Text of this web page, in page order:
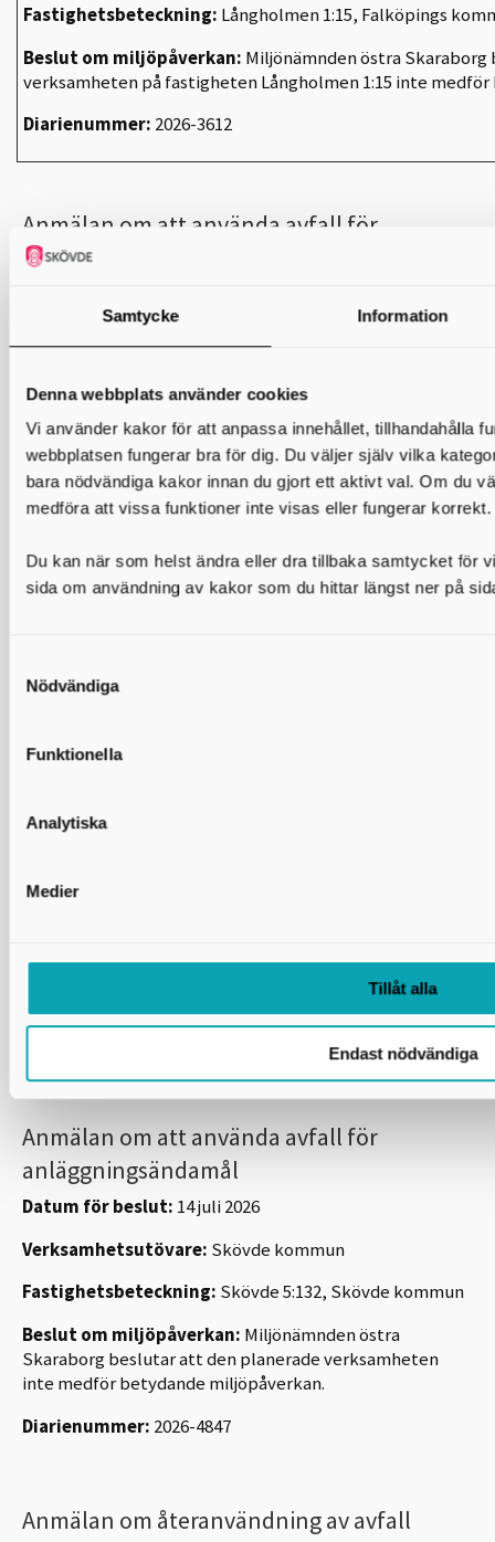
Samtycke Information
Denna webbplats använder cookies
Vi använder kakor för att anpassa innehållet, tillhandahålla
webbplatsen fungerar bra för dig. Du väljer själv vilka
bara nödvändiga kakor innan du gjort ett aktivt val. Om du
medföra att vissa funktioner inte visas eller fungerar korrekt.
Du kan när som helst ändra eller dra tillbaka samtycket för
sida om användning av kakor som du hittar längst ner på
Nödvändiga
Funktionella
Analytiska
Medier
Tillåt alla
Endast nödvändiga
Fastighetsbeteckning: Långholmen 1:15, Falköpings
Beslut om miljöpåverkan: Miljönämnden östra
verksamheten på fastigheten Långholmen 1:15 inte
Diarienummer: 2026-3612
Anmälan om att använda avfall för
anläggningsändamål
Fastighetsbeteckning:Svanvik 3:110, Karlsborgs
kommun
Beslut om miljöpåverkan:
Miljönämnden östra
Skaraborg beslutar att den planerade verksamheten på
fastigheten Svanvik 3:110 inte medför betydande
Diarienummer:2026-4665
Anmälan om att använda avfall för
Datum för beslut:
Karlsborgsbostäder
kommun
fastigheten Svanvik 3:110 inte medför betydande
Anmälan om att använda avfall för
anläggningsändamål
Datum för beslut: 14 juli 2026
Verksamhetsutövare: Skövde kommun
Fastighetsbeteckning: Skövde 5:132, Skövde kommun
Beslut om miljöpåverkan: Miljönämnden östra
Skaraborg beslutar att den planerade verksamheten
inte medför betydande miljöpåverkan.
Diarienummer: 2026-4847
Anmälan om återanvändning av avfall